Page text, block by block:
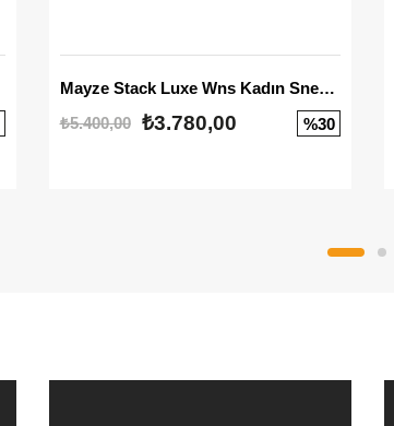
Mayze Stack Luxe Wns Kadın Sneaker
₺5.400,00
₺3.780,00 %30